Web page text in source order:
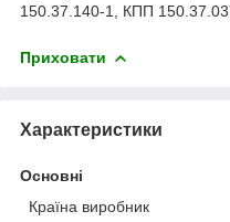
150.37.140-1, КПП
Приховати
Характеристики
Основні
Країна виробник